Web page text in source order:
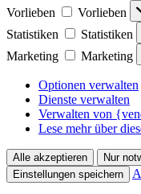
Vorlieben
Vorlieben
Statistiken
Statistiken
Marketing
Marketing
Optionen verwalten
Dienste verwalten
Verwalten von
Lese mehr über
Alle akzeptieren Nur
Einstellungen speichern